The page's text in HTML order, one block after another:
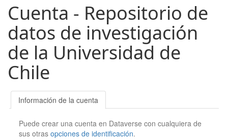
Cuenta - Repositorio de
datos de investigación
de la Universidad de
Chile
Información de la cuenta
Puede crear una cuenta en Dataverse con cualquiera de
sus otrasopciones de identificación.